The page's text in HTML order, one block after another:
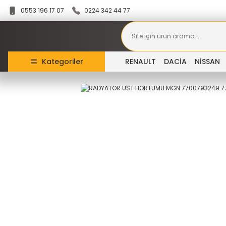
0553 196 17 07 0224 342 44 77
Kategoriler RENAULT DACİA NİSSAN